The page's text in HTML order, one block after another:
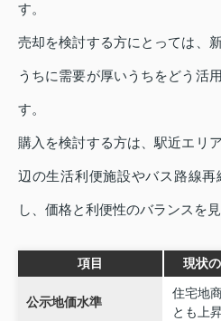
す。
売却を検討する方にとっては、
うちに需要が厚いうちをどう活
す。
購入を検討する方は、駅近エリ
辺の生活利便施設やバス路線
し、価格と利便性のバランスを
項目 現状
公示地価水準
住宅地
とも上